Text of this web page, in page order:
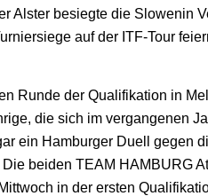
Alster besiegte die Slowenin
auf der ITF-Tour
Runde der Qualifikation in
die sich im vergangenen
ein Hamburger Duell gegen
beiden TEAM HAMBURG
in der ersten